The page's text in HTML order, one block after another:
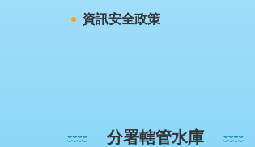
資訊安全政策
分署轄管水庫